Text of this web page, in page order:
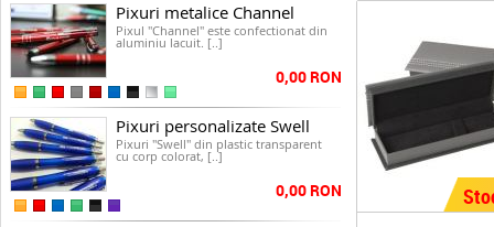
Pixuri metalice Channel
Pixul "Channel" este confectionat din
aluminiu lacuit. [..]
0,00 RON
Pixuri personalizate Swell
Pixuri "Swell" din plastic transparent
cu corp colorat, [..]
0,00 RON